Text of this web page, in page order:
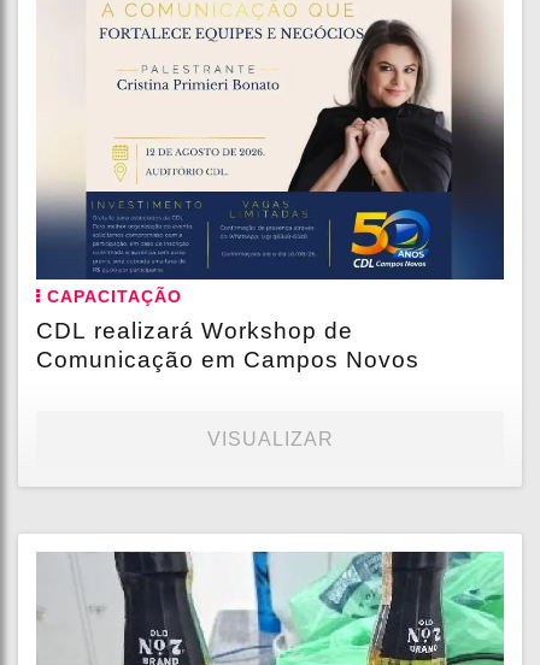
CAPACITAÇÃO
CDL realizará Workshop de
Comunicação em Campos Novos
VISUALIZAR